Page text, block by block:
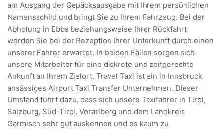
am Ausgang der Gepäcksausgabe mit Ihrem persönlichen
Namensschild und bringt Sie zu Ihrem Fahrzeug. Bei der
Abholung in Ebbs beziehungsweise Ihrer Rückfahrt
werden Sie bei der Rezeption Ihrer Unterkunft durch einen
unserer Fahrer erwartet. In beiden Fällen sorgen sich
unsere Mitarbeiter für eine diskrete und zeitgerechte
Ankunft an Ihrem Zielort. Travel Taxi ist ein in Innsbruck
ansässiges Airport Taxi Transfer Unternehmen. Dieser
Umstand führt dazu, dass sich unsere Taxifahrer in Tirol,
Salzburg, Süd-Tirol, Vorarlberg und dem Landkreis
Garmisch sehr gut auskennen und es kaum zu